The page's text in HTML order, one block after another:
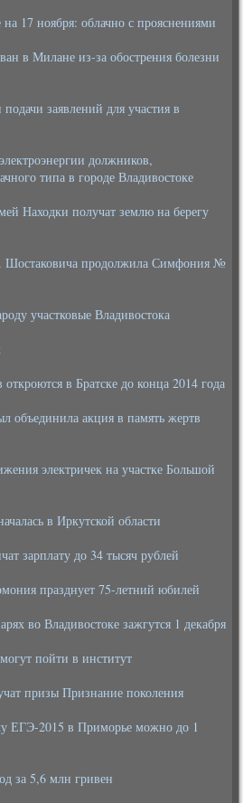
17 ноября: облачно с прояснениями
в Милане из-за обострения болезни
заявлений для участия в
должников,
типа в городе Владивостоке
Находки получат землю на берегу
Шостаковича продолжила Симфония №
участковые Владивостока
в Братске до конца 2014 года
объединила акция в память жертв
электричек на участке Большой
в Иркутской области
зарплату до 34 тысяч рублей
празднует 75-летний юбилей
во Владивостоке зажгутся 1 декабря
пойти в институт
призы Признание поколения
ЕГЭ-2015 в Приморье можно до 1
за 5,6 млн гривен